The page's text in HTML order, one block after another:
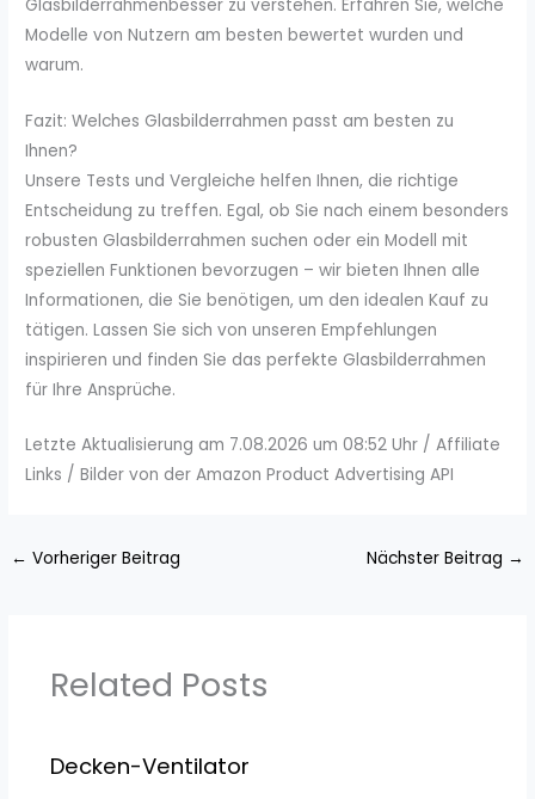
Glasbilderrahmenbesser zu verstehen. Erfahren Sie, welche
Modelle von Nutzern am besten bewertet wurden und
warum.
Fazit: Welches Glasbilderrahmen passt am besten zu
Ihnen?
Unsere Tests und Vergleiche helfen Ihnen, die richtige
Entscheidung zu treffen. Egal, ob Sie nach einem besonders
robusten Glasbilderrahmen suchen oder ein Modell mit
speziellen Funktionen bevorzugen – wir bieten Ihnen alle
Informationen, die Sie benötigen, um den idealen Kauf zu
tätigen. Lassen Sie sich von unseren Empfehlungen
inspirieren und finden Sie das perfekte Glasbilderrahmen
für Ihre Ansprüche.
Letzte Aktualisierung am 7.08.2026 um 08:52 Uhr / Affiliate
Links / Bilder von der Amazon Product Advertising API
← Vorheriger Beitrag Nächster Beitrag →
Related Posts
Decken-Ventilator